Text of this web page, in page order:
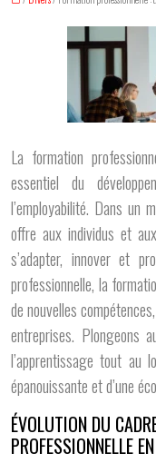
La formation
essentiel du
l’employabilité. Dans un
offre aux individus et
s’adapter, innover et
professionnelle, la
de nouvelles
entreprises. Plongeons
l’apprentissage tout au
épanouissante et d’une
ÉVOLUTION DU
PROFESSIONNELLE